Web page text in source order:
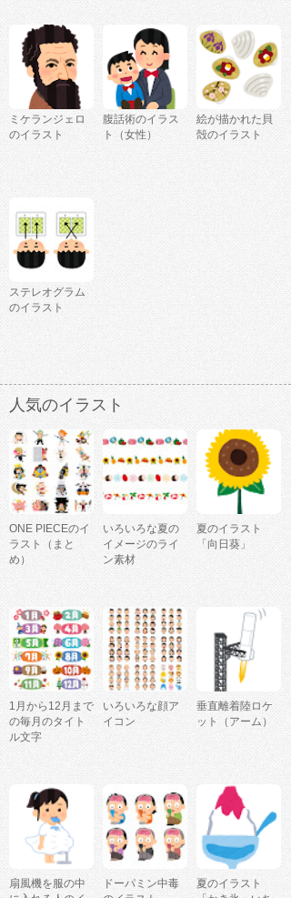
ミケランジェロ
のイラスト
腹話術のイラス
ト（女性）
絵が描かれた貝
殻のイラスト
ステレオグラム
のイラスト
人気のイラスト
ONE PIECEのイ
ラスト（まと
め）
いろいろな夏の
イメージのライ
ン素材
夏のイラスト
「向日葵」
1月から12月まで
の毎月のタイト
ル文字
いろいろな顔ア
イコン
垂直離着陸ロケ
ット（アーム）
扇風機を服の中
ドーパミン中毒
夏のイラスト